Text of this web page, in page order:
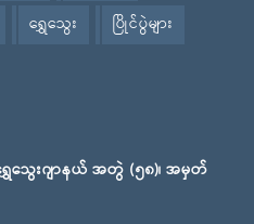
ရွှေသွေး
ပြိုင်ပွဲများ
သွေးဂျာနယ် အတွဲ (၅၈)၊ အမှတ်